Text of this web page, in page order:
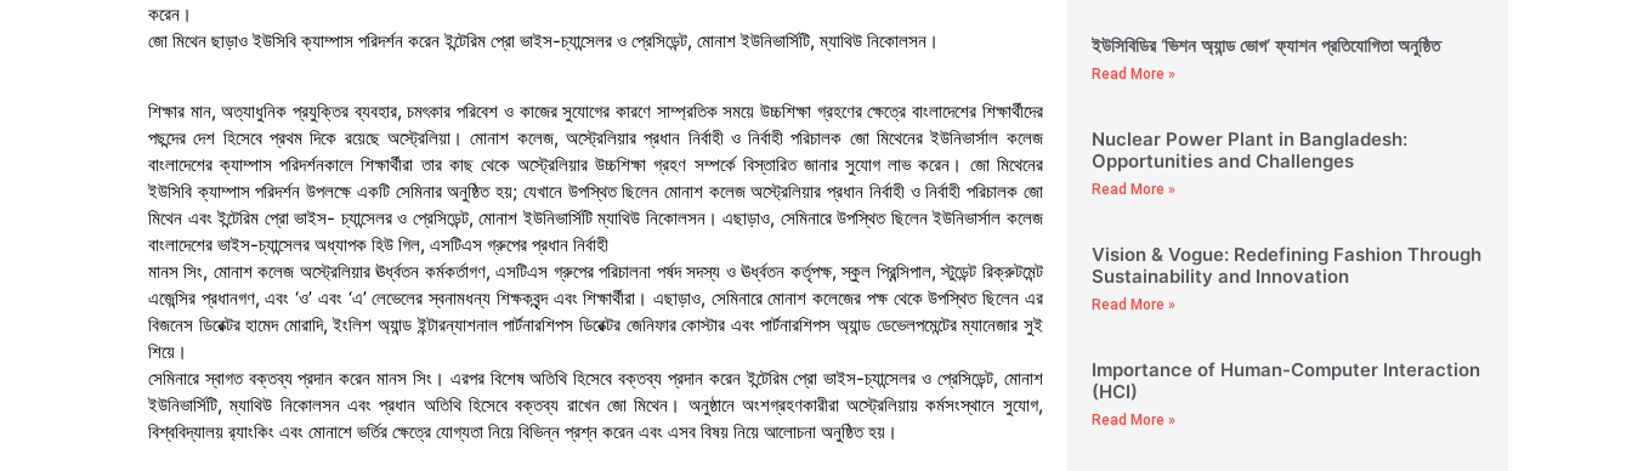
করেন।
জো মিথেন ছাড়াও ইউসিবি ক্যাম্পাস পরিদর্শন করেন ইন্টেরিম প্রো ভাইস-চ্যান্সেলর ও প্রেসিডেন্ট, মোনাশ ইউনিভার্সিটি, ম্যাথিউ নিকোলসন।
শিক্ষার মান, অত্যাধুনিক প্রযুক্তির ব্যবহার, চমৎকার পরিবেশ ও কাজের সুযোগের কারণে সাম্প্রতিক সময়ে উচ্চশিক্ষা গ্রহণের ক্ষেত্রে বাংলাদেশের শিক্ষার্থীদের
পছন্দের দেশ হিসেবে প্রথম দিকে রয়েছে অস্ট্রেলিয়া। মোনাশ কলেজ, অস্ট্রেলিয়ার প্রধান নির্বাহী ও নির্বাহী পরিচালক জো মিথেনের ইউনিভার্সাল কলেজ
বাংলাদেশের ক্যাম্পাস পরিদর্শনকালে শিক্ষার্থীরা তার কাছ থেকে অস্ট্রেলিয়ার উচ্চশিক্ষা গ্রহণ সম্পর্কে বিস্তারিত জানার সুযোগ লাভ করেন। জো মিথেনের
ইউসিবি ক্যাম্পাস পরিদর্শন উপলক্ষে একটি সেমিনার অনুষ্ঠিত হয়; যেখানে উপস্থিত ছিলেন মোনাশ কলেজ অস্ট্রেলিয়ার প্রধান নির্বাহী ও নির্বাহী পরিচালক জো
মিথেন এবং ইন্টেরিম প্রো ভাইস- চ্যান্সেলর ও প্রেসিডেন্ট, মোনাশ ইউনিভার্সিটি ম্যাথিউ নিকোলসন। এছাড়াও, সেমিনারে উপস্থিত ছিলেন ইউনিভার্সাল কলেজ
বাংলাদেশের ভাইস-চ্যান্সেলর অধ্যাপক হিউ গিল, এসটিএস গ্রুপের প্রধান নির্বাহী
মানস সিং, মোনাশ কলেজ অস্ট্রেলিয়ার ঊর্ধ্বতন কর্মকর্তাগণ, এসটিএস গ্রুপের পরিচালনা পর্ষদ সদস্য ও ঊর্ধ্বতন কর্তৃপক্ষ, স্কুল প্রিন্সিপাল, স্টুডেন্ট রিক্রুটমেন্ট
এজেন্সির প্রধানগণ, এবং ‘ও’ এবং ‘এ’ লেভেলের স্বনামধন্য শিক্ষকবৃন্দ এবং শিক্ষার্থীরা। এছাড়াও, সেমিনারে মোনাশ কলেজের পক্ষ থেকে উপস্থিত ছিলেন এর
বিজনেস ডিরেক্টর হামেদ মোরাদি, ইংলিশ অ্যান্ড ইন্টারন্যাশনাল পার্টনারশিপস ডিরেক্টর জেনিফার কোস্টার এবং পার্টনারশিপস অ্যান্ড ডেভেলপমেন্টের ম্যানেজার সুই
শিয়ে।
সেমিনারে স্বাগত বক্তব্য প্রদান করেন মানস সিং। এরপর বিশেষ অতিথি হিসেবে বক্তব্য প্রদান করেন ইন্টেরিম প্রো ভাইস-চ্যান্সেলর ও প্রেসিডেন্ট, মোনাশ
ইউনিভার্সিটি, ম্যাথিউ নিকোলসন এবং প্রধান অতিথি হিসেবে বক্তব্য রাখেন জো মিথেন। অনুষ্ঠানে অংশগ্রহণকারীরা অস্ট্রেলিয়ায় কর্মসংস্থানে সুযোগ,
বিশ্ববিদ্যালয় র‍্যাংকিং এবং মোনাশে ভর্তির ক্ষেত্রে যোগ্যতা নিয়ে বিভিন্ন প্রশ্ন করেন এবং এসব বিষয় নিয়ে আলোচনা অনুষ্ঠিত হয়।
ইউসিবিডির ‘ভিশন অ্যান্ড ভোগ’ ফ্যাশন প্রতিযোগিতা অনুষ্ঠিত
Read More »
Nuclear Power Plant in Bangladesh:
Opportunities and Challenges
Read More »
Vision & Vogue: Redefining Fashion Through
Sustainability and Innovation
Read More »
Importance of Human-Computer Interaction
(HCI)
Read More »